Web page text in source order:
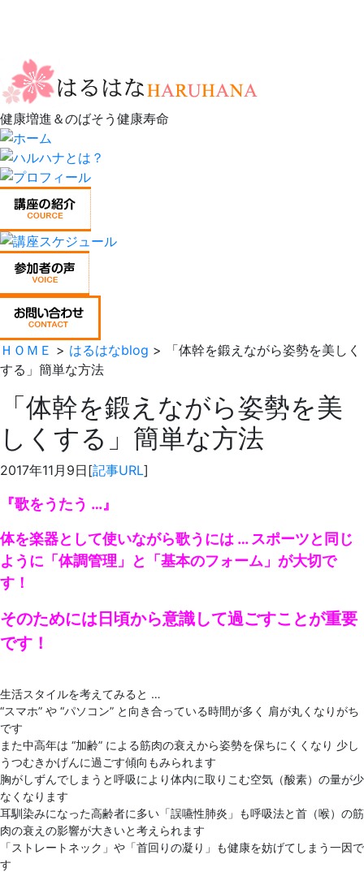
健康増進＆のばそう健康寿命
ＨＯＭＥ > はるはなblog > 「体幹を鍛えながら姿勢を美しく
する」簡単な方法
「体幹を鍛えながら姿勢を美
しくする」簡単な方法
2017年11月9日[記事URL]
『歌をうたう …』
体を楽器として使いながら歌うには … スポーツと同じ
ように「体調管理」と「基本のフォーム」が大切で
す！
そのためには日頃から意識して過ごすことが重要
です！
生活スタイルを考えてみると …
“スマホ” や “パソコン” と向き合っている時間が多く 肩が丸くなりがち
です
また中高年は “加齢” による筋肉の衰えから姿勢を保ちにくくなり 少し
うつむきかげんに過ごす傾向もみられます
胸がしずんでしまうと呼吸により体内に取りこむ空気（酸素）の量が少
なくなります
耳馴染みになった高齢者に多い「誤嚥性肺炎」も呼吸法と首（喉）の筋
肉の衰えの影響が大きいと考えられます
「ストレートネック」や「首回りの凝り」も健康を妨げてしまう一因で
す